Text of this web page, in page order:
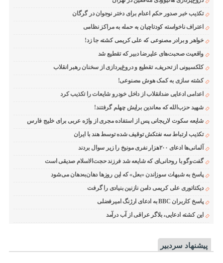
تکذیب خبر صدور حکم اعدام برای دختر نوجوان در گرگان
اعتراف ناخواسته کودتاچیان به حمله به مراکز نظامی
خواهر و برادر مصنوعی که علی کریمی کشته جا زد!
واقعیت صحبت‌های علیرضا دبیر که تقطیع شد
کلکسیونی از تحریف، تقطیع و دروغ‌پردازی از سخنان رهبر انقلاب
کشته سازی به کمک هوش مصنوعی!
اعدامی ادعایی ضدانقلاب از داخل خودرو شایعات را تکذیب کرد
شهید حزب‌الله که معاندین برایش چهلم گرفتند!
شایعه سکوت لاریجانی پس از استفاده مجری از واژه عربی برای خلیج فارس
تکذیب ارتباط سه نفتکش توقیف شده توسط هند با ایران
آلمانی‌ها ادعای ۲۰۰هزار نفری مونیخ را زیر سوال بردند
گفت‌وگو با روحانی‌ای که شایعه شد فرزند حجت‌الاسلام صدیقی است
پاسخ به شبهات سوزاندن «بعل» که این روزها دهان‌به‌دهان می‌شود
دیکتاتوری علی کریمی دامن نازنین بنیادی را گرفت
پاسخ کاربران BBC به ادعای ارژنگ امیرفضلی
این کشته ادعایی، بلاگر عراقی از آب درآمد
پیشنهاد سردبیر